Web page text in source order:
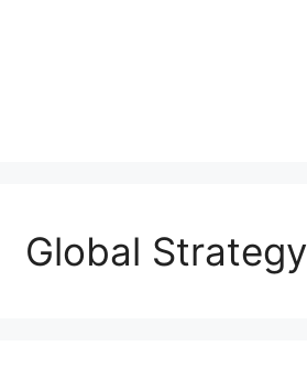
Global Strategy